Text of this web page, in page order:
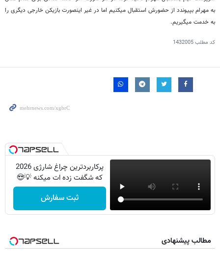
به مهرام بپیوندد از حضورش استقبال می‎کنیم اما در غیر اینصورت بازیکن خارجی دیگری را
به خدمت می‏گیریم.
کد مطلب1432005
پرکاربردترین چراغ شارژی 2026
که شگفت زده ات میکنه 💡😍
ثبت سفارش
مطالب پیشنهادی